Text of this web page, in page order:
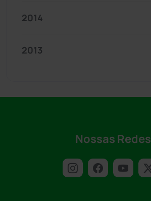
2014
2013
Nossas Redes